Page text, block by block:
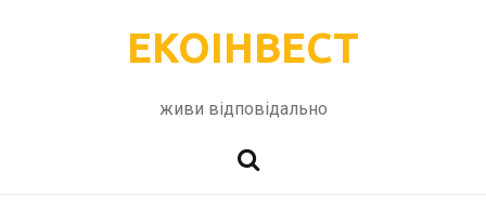
ЕКОІНВЕСТ
живи відповідально